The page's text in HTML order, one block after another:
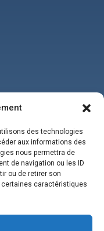
des technologies
aux informations des
nous permettra de
de navigation ou les ID
ou de retirer son
caractéristiques